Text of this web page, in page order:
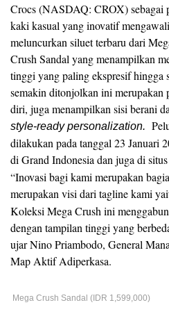
Crocs (NASDAQ: CROX) sebagai
kaki kasual yang inovatif
meluncurkan siluet terbaru dari
Crush Sandal yang menampilkan
tinggi yang paling ekspresif hingga
semakin ditonjolkan ini merupakan
diri, juga menampilkan sisi berani
style-ready personalization.
dilakukan pada tanggal 23 Januari
di Grand Indonesia dan juga di
“Inovasi bagi kami merupakan
merupakan visi dari tagline kami
Koleksi Mega Crush ini
dengan tampilan tinggi yang
ujar Nino Priambodo, General
Map Aktif Adiperkasa.
Mega Crush Sandal (IDR 1,599,000)